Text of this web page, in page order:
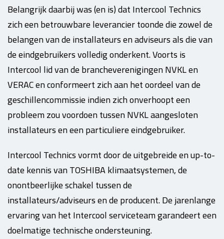
Belangrijk daarbij was (en is) dat Intercool Technics
zich een betrouwbare leverancier toonde die zowel de
belangen van de installateurs en adviseurs als die van
de eindgebruikers volledig onderkent. Voorts is
Intercool lid van de brancheverenigingen NVKL en
VERAC en conformeert zich aan het oordeel van de
geschillencommissie indien zich onverhoopt een
probleem zou voordoen tussen NVKL aangesloten
installateurs en een particuliere eindgebruiker.
Intercool Technics vormt door de uitgebreide en up-to-
date kennis van TOSHIBA klimaatsystemen, de
onontbeerlijke schakel tussen de
installateurs/adviseurs en de producent. De jarenlange
ervaring van het Intercool serviceteam garandeert een
doelmatige technische ondersteuning.